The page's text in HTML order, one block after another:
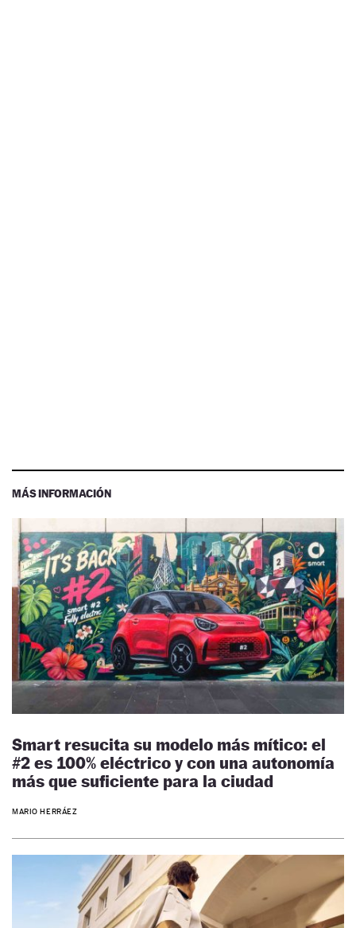
MÁS INFORMACIÓN
Smart resucita su modelo más mítico: el
#2 es 100% eléctrico y con una autonomía
más que suficiente para la ciudad
MARIO HERRÁEZ